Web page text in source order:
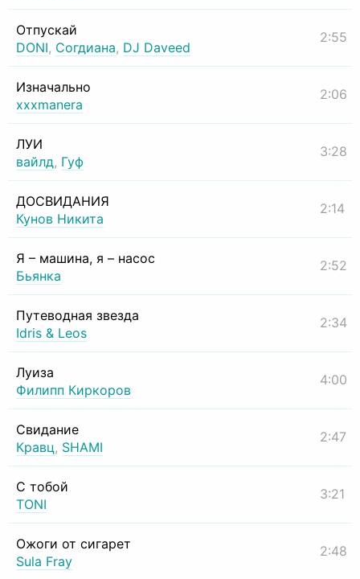
Отпускай
DONI, Согдиана, DJ Daveed
2:55
Изначально
xxxmanera
2:06
ЛУИ
вайлд, Гуф
3:28
ДОСВИДАНИЯ
Кунов Никита
2:14
Я – машина, я – насос
Бьянка
2:52
Путеводная звезда
Idris & Leos
2:34
Луиза
Филипп Киркоров
4:00
Свидание
Кравц, SHAMI
2:47
С тобой
TONI
3:21
Ожоги от сигарет
Sula Fray
2:48